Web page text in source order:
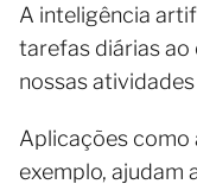
A inteligência
tarefas diárias
nossas
Aplicações como
exemplo, ajudam